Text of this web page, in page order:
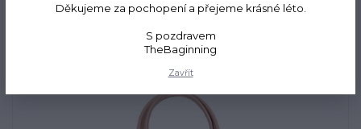
Kabelka Shopper - Tělová
Děkujeme za pochopení a přejeme krásné léto.
S pozdravem
TheBaginning
Zavřít